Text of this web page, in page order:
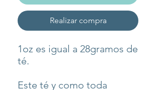
Realizar compra
1oz es igual a 28gramos de
té.
Este té y como toda